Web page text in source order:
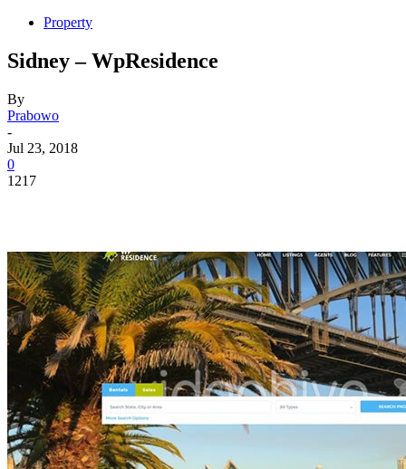
Property
Sidney – WpResidence
By
Prabowo
-
Jul 23, 2018
0
1217